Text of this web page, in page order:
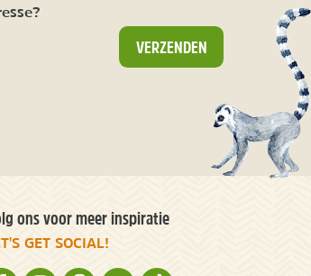
VERZENDEN
ons voor meer inspiratie
GET SOCIAL!